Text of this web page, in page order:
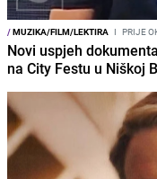
/MUZIKA/FILM/LEKTIRA I PRIJE
Novi uspjeh
na City Festu u Niškoj